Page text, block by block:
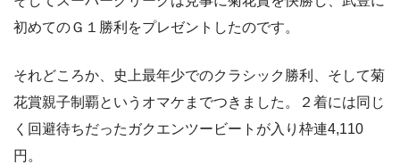
初めてのＧ１勝利をプレゼントしたのです。
それどころか、史上最年少でのクラシック勝利、そして菊
花賞親子制覇というオマケまでつきました。２着には同じ
く回避待ちだったガクエンツービートが入り枠連4,110
円。